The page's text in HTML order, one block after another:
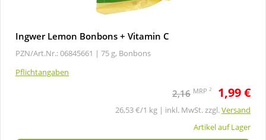
Ingwer Lemon Bonbons + Vitamin C
PZN/Art.Nr.: 06845661 | 75 g, Bonbons
Pflichtangaben
2,16 MRP 2 1,99 €
26,53 €/1 kg | inkl. MwSt. zzgl.Versand
Artikel auf Lager